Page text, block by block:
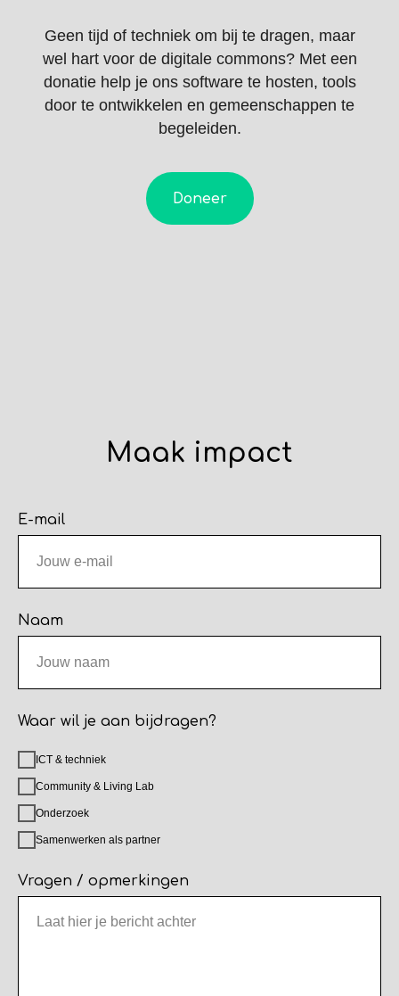
Geen tijd of techniek om bij te dragen, maar
wel hart voor de digitale commons? Met een
donatie help je ons software te hosten, tools
door te ontwikkelen en gemeenschappen te
begeleiden.
Doneer
Maak impact
E-mail
Naam
Waar wil je aan bijdragen?
ICT & techniek
Community & Living Lab
Onderzoek
Samenwerken als partner
Vragen / opmerkingen